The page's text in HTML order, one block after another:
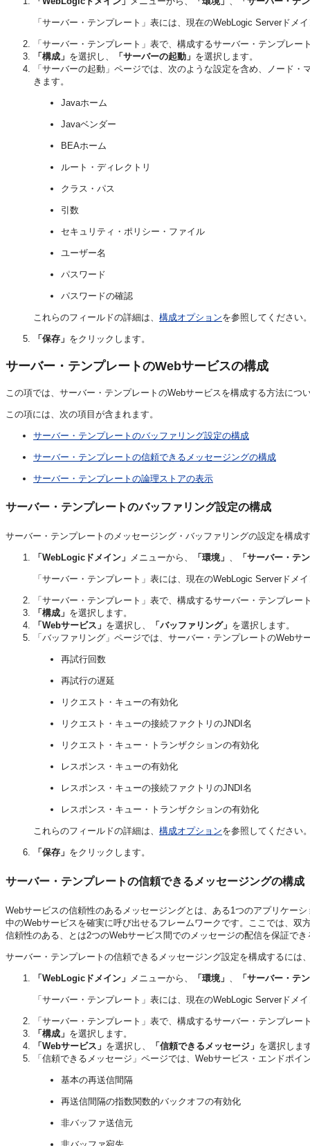
「サーバー・テンプレート」表には、現在のWebLogic Serverド
「サーバー・テンプレート」表で、構成するサーバー・テンプレー
「構成」 を選択し、 「サーバーの起動」 を選択します。
「サーバーの起動」ページでは、次のような設定を含め、ノード
きます。
Javaホーム
Javaベンダー
BEAホーム
ルート・ディレクトリ
クラス・パス
引数
セキュリティ・ポリシー・ファイル
ユーザー名
パスワード
パスワードの確認
これらのフィールドの詳細は、 構成オプションを参照してください
「保存」 をクリックします。
サーバー・テンプレートのWebサービスの構成
この項では、サーバー・テンプレートのWebサービスを構成する方法につ
この項には、次の項目が含まれます。
サーバー・テンプレートのバッファリング設定の構成
サーバー・テンプレートの信頼できるメッセージングの構成
サーバー・テンプレートの論理ストアの表示
サーバー・テンプレートのバッファリング設定の構成
サーバー・テンプレートのメッセージング・バッファリングの設定を構成
「WebLogicドメイン」 メニューから、 「環境」 、 「サーバー・テ
「サーバー・テンプレート」表には、現在のWebLogic Serverド
「サーバー・テンプレート」表で、構成するサーバー・テンプレー
「構成」 を選択します。
「Webサービス」 を選択し、 「バッファリング」 を選択します。
「バッファリング」ページでは、サーバー・テンプレートのWeb
再試行回数
再試行の遅延
リクエスト・キューの有効化
リクエスト・キューの接続ファクトリのJNDI名
リクエスト・キュー・トランザクションの有効化
レスポンス・キューの有効化
レスポンス・キューの接続ファクトリのJNDI名
レスポンス・キュー・トランザクションの有効化
これらのフィールドの詳細は、 構成オプションを参照してください
「保存」 をクリックします。
サーバー・テンプレートの信頼できるメッセージングの構成
Webサービスの信頼性のあるメッセージングとは、ある1つのアプリケー
中のWebサービスを確実に呼び出せるフレームワークです。ここでは、
信頼性のある、とは2つのWebサービス間でのメッセージの配信を保証で
サーバー・テンプレートの信頼できるメッセージング設定を構成するには
「WebLogicドメイン」 メニューから、 「環境」 「サーバー・テ
「サーバー・テンプレート」表には、現在のWebLogic Serverド
「サーバー・テンプレート」表で、構成するサーバー・テンプレー
「構成」 を選択します。
「Webサービス」 を選択し、 「信頼できるメッセージ」 を選択しま
「信頼できるメッセージ」ページでは、Webサービス・エンドポ
基本の再送信間隔
再送信間隔の指数関数的バックオフの有効化
非バッファ送信元